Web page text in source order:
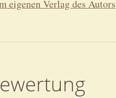
eigenen Verlag des Autors